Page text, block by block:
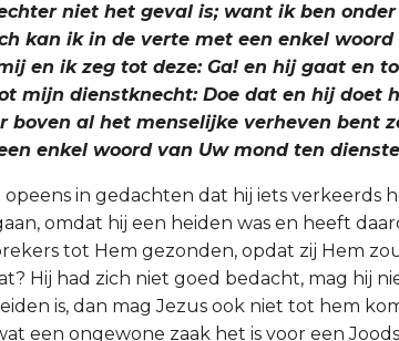
niet het geval is; want ik ben
kan ik in de verte met een enkel woord
en ik zeg tot deze: Ga! en hij gaat en
mijn dienstknecht: Doe dat en hij doet
boven al het menselijke verheven bent
enkel woord van Uw mond ten
in gedachten dat hij iets verkeerds
omdat hij een heiden was en heeft
tot Hem gezonden, opdat zij Hem
Hij had zich niet goed bedacht, mag hij
is, dan mag Jezus ook niet tot hem
een ongewone zaak het is voor een